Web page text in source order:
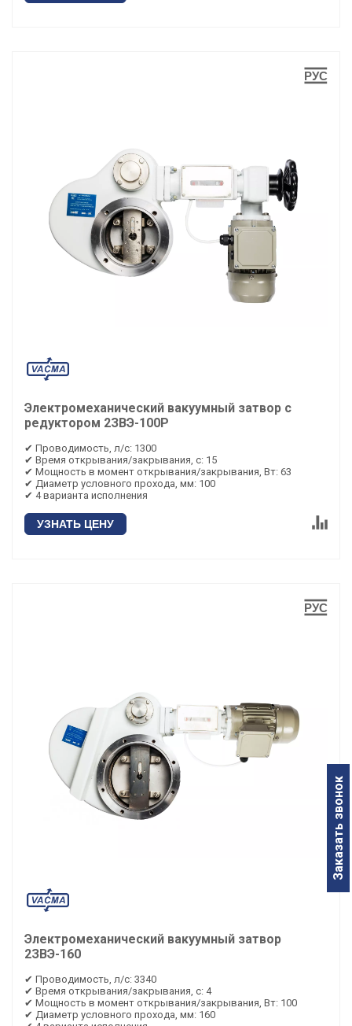
Заказать звонок
Электромеханический вакуумный затвор с
редуктором 2ЗВЭ-100Р
✔ Проводимость, л/с: 1300
✔ Время открывания/закрывания, с: 15
✔ Мощность в момент открывания/закрывания, Вт: 63
✔ Диаметр условного прохода, мм: 100
✔ 4 варианта исполнения
УЗНАТЬ ЦЕНУ
Электромеханический вакуумный затвор
2ЗВЭ-160
✔ Проводимость, л/с: 3340
✔ Время открывания/закрывания, с: 4
✔ Мощность в момент открывания/закрывания, Вт: 100
✔ Диаметр условного прохода, мм: 160